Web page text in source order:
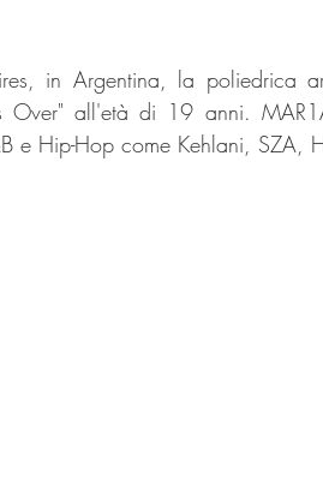
in Argentina, la poliedrica
Over" all'età di 19 anni.
e Hip-Hop come Kehlani, SZA,